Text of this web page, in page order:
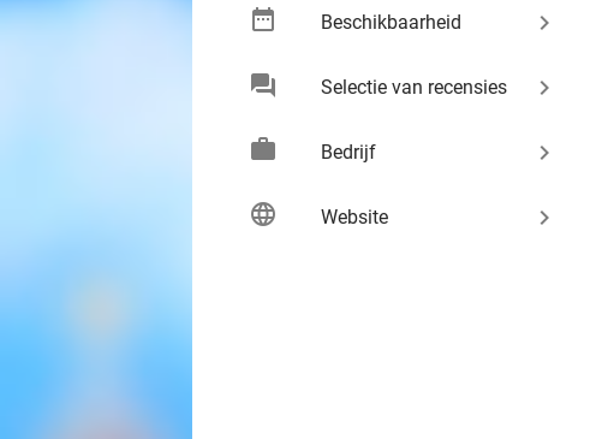
date_range Beschikbaarheid keyboard_arrow_right
chat Selectie van recensies keyboard_arrow_right
work Bedrijf keyboard_arrow_right
language Website keyboard_arrow_right